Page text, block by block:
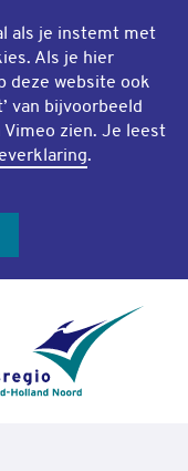
als je instemt met
. Als je hier
deze website ook
’ van bijvoorbeeld
Vimeo zien. Je leest
.